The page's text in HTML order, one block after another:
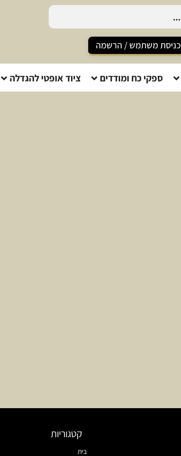
כניסת משתמש / הרשמה
ספקי כח ומודדים ציוד אופטי להגדלה
קטגוריות
בית